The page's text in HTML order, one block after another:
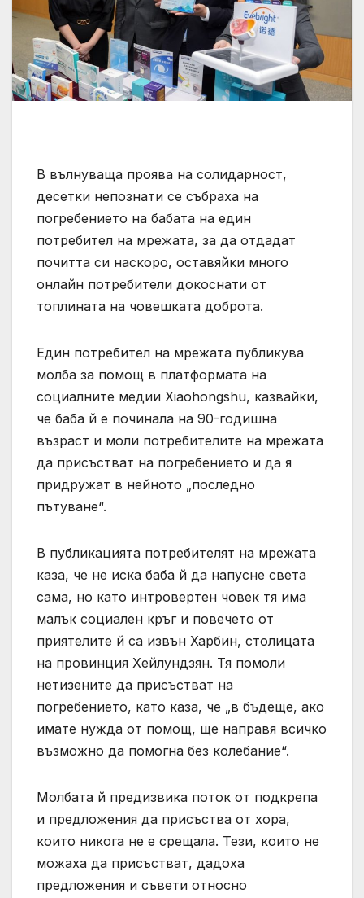
В вълнуваща проява на солидарност,
десетки непознати се събраха на
погребението на бабата на един
потребител на мрежата, за да отдадат
почитта си наскоро, оставяйки много
онлайн потребители докоснати от
топлината на човешката доброта.
Един потребител на мрежата публикува
молба за помощ в платформата на
социалните медии Xiaohongshu, казвайки,
че баба й е починала на 90-годишна
възраст и моли потребителите на мрежата
да присъстват на погребението и да я
придружат в нейното „последно
пътуване“.
В публикацията потребителят на мрежата
каза, че не иска баба й да напусне света
сама, но като интровертен човек тя има
малък социален кръг и повечето от
приятелите й са извън Харбин, столицата
на провинция Хейлундзян. Тя помоли
нетизените да присъстват на
погребението, като каза, че „в бъдеще, ако
имате нужда от помощ, ще направя всичко
възможно да помогна без колебание“.
Молбата й предизвика поток от подкрепа
и предложения да присъства от хора,
които никога не е срещала. Тези, които не
можаха да присъстват, дадоха
предложения и съвети относно